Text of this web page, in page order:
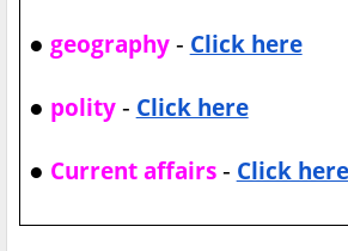
● geography- Click here
● polity- Click here
● Current affairs- Click here